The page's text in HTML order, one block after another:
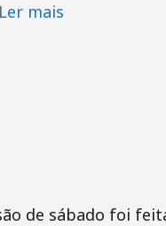
Ler mais
de sábado foi